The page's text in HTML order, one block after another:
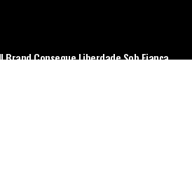
Brand Consegue Liberdade Sob Fiança